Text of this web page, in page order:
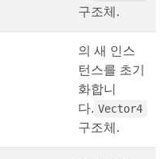
구조체.
의 새 인스
턴스를 초기
화합니
다. Vector4
구조체.